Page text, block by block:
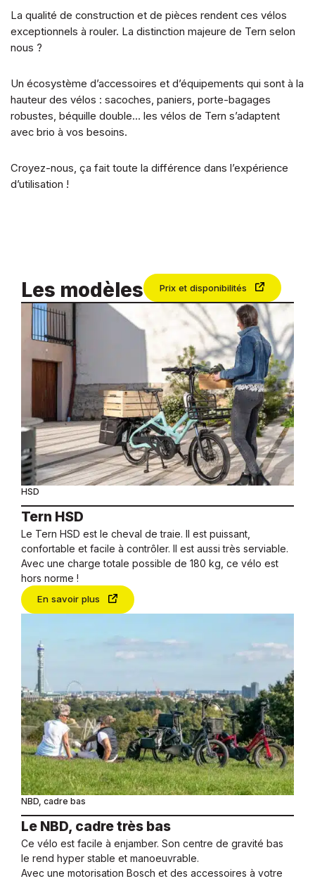
La qualité de construction et de pièces rendent ces vélos
exceptionnels à rouler. La distinction majeure de Tern selon
nous ?
Un écosystème d’accessoires et d’équipements qui sont à la
hauteur des vélos : sacoches, paniers, porte-bagages
robustes, béquille double… les vélos de Tern s’adaptent
avec brio à vos besoins.
Croyez-nous, ça fait toute la différence dans l’expérience
d’utilisation !
Les modèles Prix et disponibilités
HSD
Tern HSD
Le Tern HSD est le cheval de traie. Il est puissant,
confortable et facile à contrôler. Il est aussi très serviable.
Avec une charge totale possible de 180 kg, ce vélo est
hors norme !
En savoir plus
NBD, cadre bas
Le NBD, cadre très bas
Ce vélo est facile à enjamber. Son centre de gravité bas
le rend hyper stable et manoeuvrable.
Avec une motorisation Bosch et des accessoires à votre